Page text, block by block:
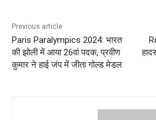
Previous article
Paris Paralympics 2024: भारत
की झोली में आया 26वां पदक, प्रवीण
कुमार ने हाई जंप में जीता गोल्ड मेडल